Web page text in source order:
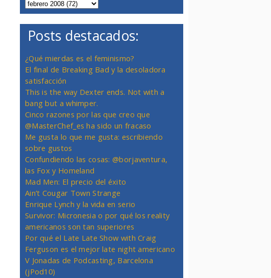
Posts destacados:
¿Qué mierdas es el feminismo?
El final de Breaking Bad y la desoladora
satisfacción
This is the way Dexter ends. Not with a
bang but a whimper.
Cinco razones por las que creo que
@MasterChef_es ha sido un fracaso
Me gusta lo que me gusta: escribiendo
sobre gustos
Confundiendo las cosas: @borjaventura,
las Fox y Homeland
Mad Men: El precio del éxito
Ain’t Cougar Town Strange
Enrique Lynch y la vida en serio
Survivor: Micronesia o por qué los reality
americanos son tan superiores
Por qué el Late Late Show with Craig
Ferguson es el mejor late night americano
V Jonadas de Podcasting, Barcelona
(jPod10)